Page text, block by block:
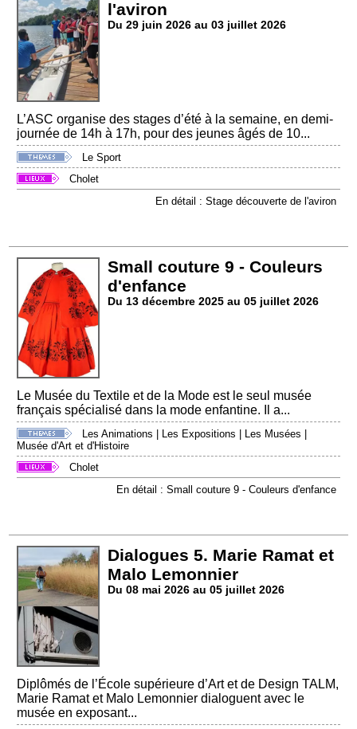
l'aviron
Du 29 juin 2026 au 03 juillet 2026
L’ASC organise des stages d’été à la semaine, en demi-
journée de 14h à 17h, pour des jeunes âgés de 10...
Le Sport
Cholet
En détail : Stage découverte de l'aviron
Small couture 9 - Couleurs
d'enfance
Du 13 décembre 2025 au 05 juillet 2026
Le Musée du Textile et de la Mode est le seul musée
français spécialisé dans la mode enfantine. Il a...
Les Animations | Les Expositions | Les Musées |
Musée d'Art et d'Histoire
Cholet
En détail : Small couture 9 - Couleurs d'enfance
Dialogues 5. Marie Ramat et
Malo Lemonnier
Du 08 mai 2026 au 05 juillet 2026
Diplômés de l’École supérieure d’Art et de Design TALM,
Marie Ramat et Malo Lemonnier dialoguent avec le
musée en exposant...